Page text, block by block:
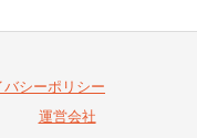
バシーポリシー
運営会社